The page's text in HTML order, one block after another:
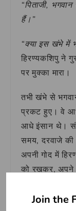
“पिताजी, भगवान
हैं।”
“क्या इस खंभे में
हिरण्यकशिपु ने
पर मुक्का मारा।
तभी खंभे से
प्रकट हुए। वे
आधे इंसान थे।
समय, दरवाजे की
अपनी गोद में
को रखकर, अपने
Join the